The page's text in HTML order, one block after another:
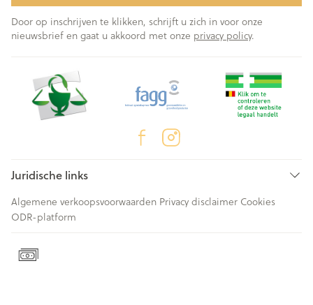
Door op inschrijven te klikken, schrijft u zich in voor onze
nieuwsbrief en gaat u akkoord met onze privacy policy.
Juridische links
Algemene verkoopsvoorwaarden Privacy disclaimer Cookies
ODR-platform